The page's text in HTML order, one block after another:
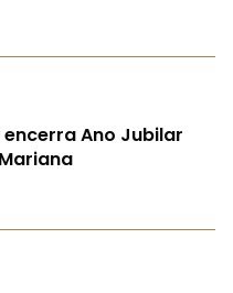
Ano Jubilar